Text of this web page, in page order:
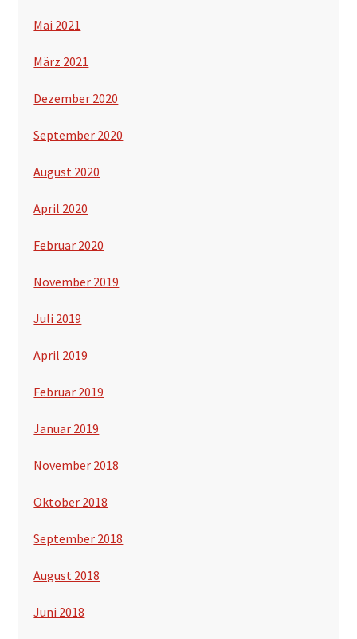
Mai 2021
März 2021
Dezember 2020
September 2020
August 2020
April 2020
Februar 2020
November 2019
Juli 2019
April 2019
Februar 2019
Januar 2019
November 2018
Oktober 2018
September 2018
August 2018
Juni 2018